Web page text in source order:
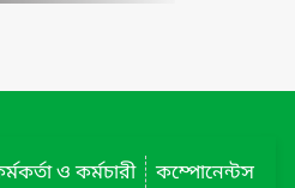
ও কর্মচারী
কম্পোনেন্টস